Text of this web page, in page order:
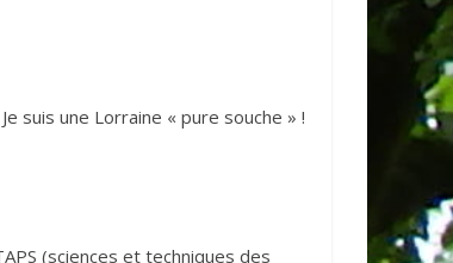
suis une Lorraine « pure souche » !
(sciences et techniques des